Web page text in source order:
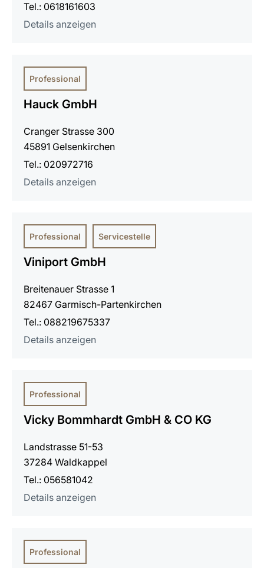
Tel.: 0618161603
Details anzeigen
Professional
Hauck GmbH
Cranger Strasse 300
45891 Gelsenkirchen
Tel.: 020972716
Details anzeigen
Professional Servicestelle
Viniport GmbH
Breitenauer Strasse 1
82467 Garmisch-Partenkirchen
Tel.: 088219675337
Details anzeigen
Professional
Vicky Bommhardt GmbH & CO KG
Landstrasse 51-53
37284 Waldkappel
Tel.: 056581042
Details anzeigen
Professional